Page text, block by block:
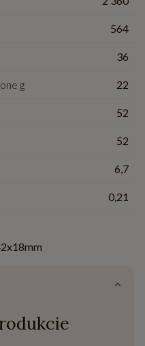
564
36
g 22
52
52
6,7
0,21